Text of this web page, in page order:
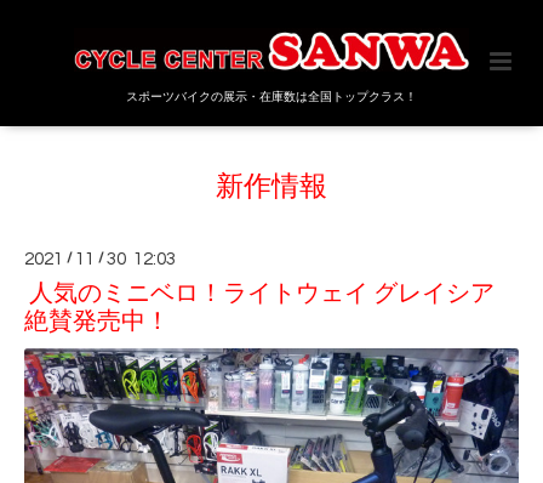
スポーツバイクの展示・在庫数は全国トップクラス！
新作情報
2021 / 11 /30 12:03
人気のミニベロ！ライトウェイ グレイシア
絶賛発売中！